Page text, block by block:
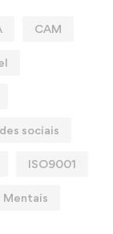
CAM
sociais
ISO9001
Mentais